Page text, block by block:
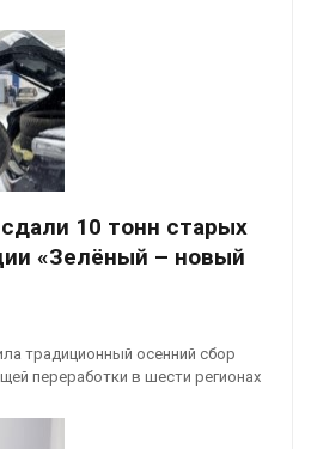
10 тонн старых
«Зелёный – новый
традиционный осенний сбор
переработки в шести регионах